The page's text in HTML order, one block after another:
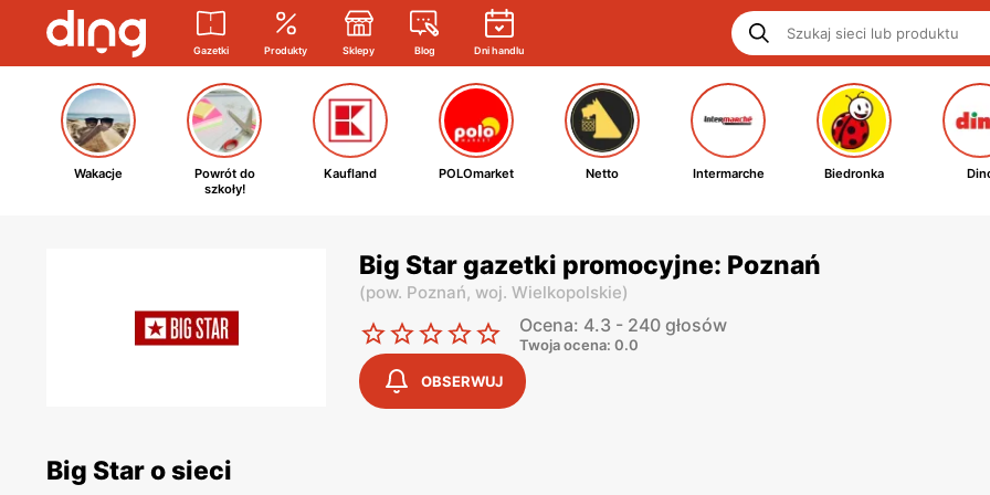
Gazetki Produkty Sklepy Blog Dni handlu
Wakacje
Powrót do
szkoły!
Kaufland POLOmarket Netto Intermarche Biedronka
Big Star gazetki promocyjne: Poznań
(pow. Poznań, woj. Wielkopolskie)
Ocena: 4.3 - 240 głosów
Twoja ocena: 0.0
OBSERWUJ
Big Star o sieci